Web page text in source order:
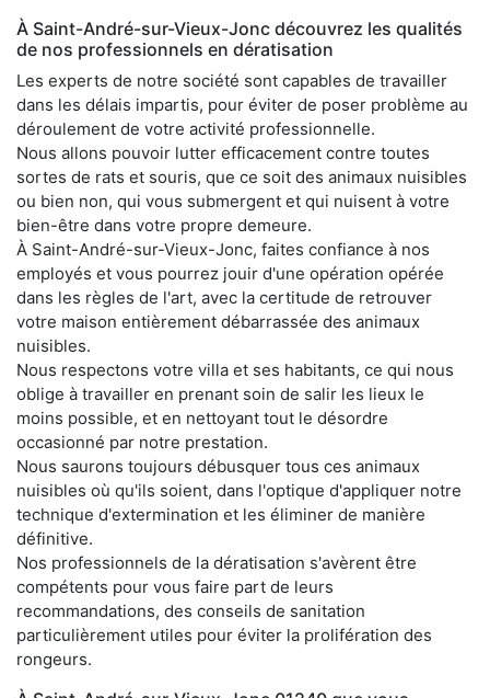
À Saint-André-sur-Vieux-Jonc découvrez les qualités
de nos professionnels en dératisation
Les experts de notre société sont capables de travailler
dans les délais impartis, pour éviter de poser problème au
déroulement de votre activité professionnelle.
Nous allons pouvoir lutter efficacement contre toutes
sortes de rats et souris, que ce soit des animaux nuisibles
ou bien non, qui vous submergent et qui nuisent à votre
bien-être dans votre propre demeure.
À Saint-André-sur-Vieux-Jonc, faites confiance à nos
employés et vous pourrez jouir d'une opération opérée
dans les règles de l'art, avec la certitude de retrouver
votre maison entièrement débarrassée des animaux
nuisibles.
Nous respectons votre villa et ses habitants, ce qui nous
oblige à travailler en prenant soin de salir les lieux le
moins possible, et en nettoyant tout le désordre
occasionné par notre prestation.
Nous saurons toujours débusquer tous ces animaux
nuisibles où qu'ils soient, dans l'optique d'appliquer notre
technique d'extermination et les éliminer de manière
définitive.
Nos professionnels de la dératisation s'avèrent être
compétents pour vous faire part de leurs
recommandations, des conseils de sanitation
particulièrement utiles pour éviter la prolifération des
rongeurs.